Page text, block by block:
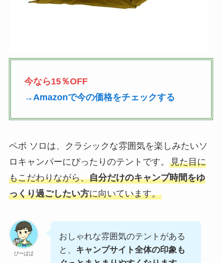
今なら15％OFF
→Amazonで今の価格をチェックする
ペポ ソロは、クラシックな雰囲気を楽しみたいソ
ロキャンパーにぴったりのテントです。 見た目に
もこだわりながら、自分だけのキャンプ時間をゆ
っくり過ごしたい方に向いています。
ぴーぱぱ
おしゃれな雰囲気のテントがある
と、 キャンプサイト全体の印象も